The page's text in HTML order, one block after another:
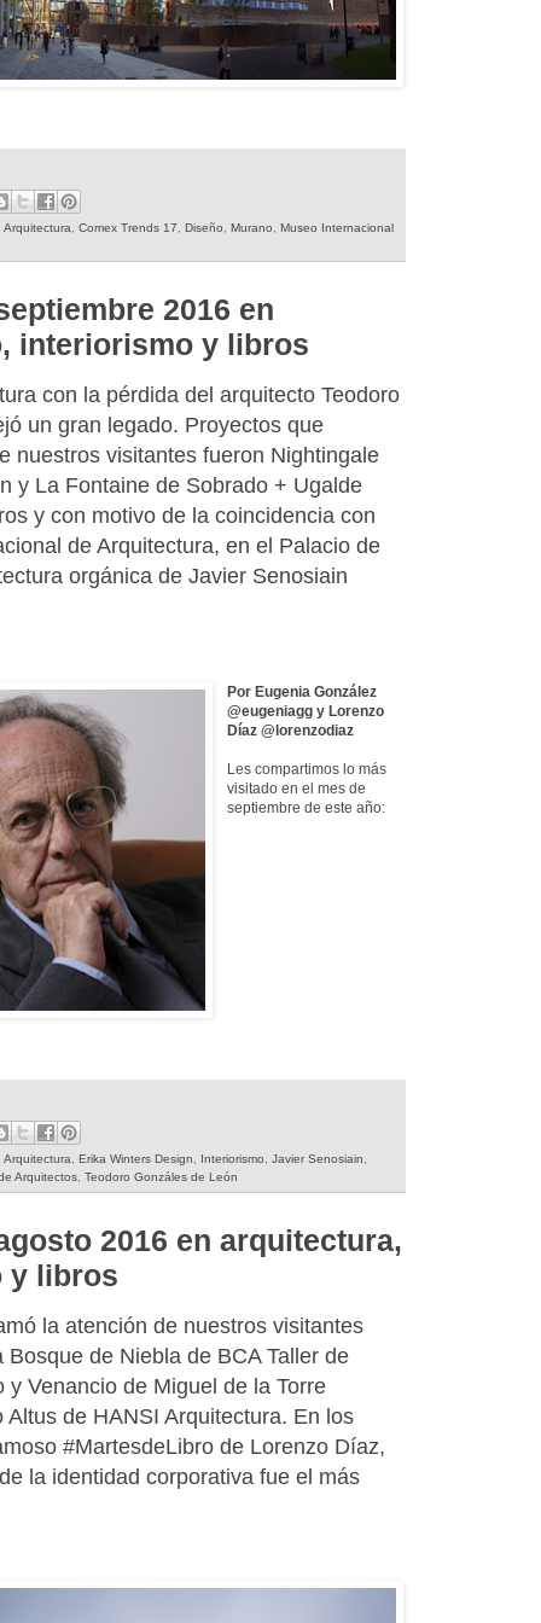
Arquitectura, Comex Trends 17, Diseño, Murano, Museo Internacional
2016 en
interiorismo y libros
con la pérdida del arquitecto Teodoro
un gran legado. Proyectos que
nuestros visitantes fueron Nightingale
y La Fontaine de Sobrado + Ugalde
y con motivo de la coincidencia con
de Arquitectura, en el Palacio de
orgánica de Javier Senosiain
Por Eugenia González
@eugeniagg y Lorenzo
Díaz @lorenzodiaz
Les compartimos lo más
visitado en el mes de
septiembre de este año:
Arquitectura, Erika Winters Design, Interiorismo, Javier Senosiain,
Arquitectos, Teodoro Gonzáles de León
2016 en arquitectura,
y libros
la atención de nuestros visitantes
de Niebla de BCA Taller de
Venancio de Miguel de la Torre
de HANSI Arquitectura. En los
#MartesdeLibro de Lorenzo Díaz,
la identidad corporativa fue el más